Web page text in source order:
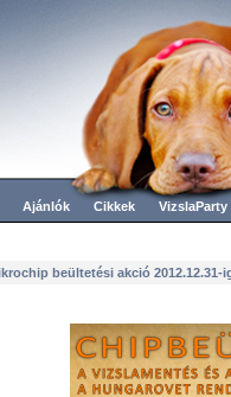
Ajánlók Cikkek VizslaParty
beültetési akció 2012.12.31-